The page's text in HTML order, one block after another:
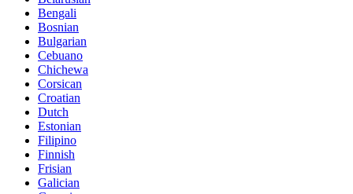
Bengali
Bosnian
Bulgarian
Cebuano
Chichewa
Corsican
Croatian
Dutch
Estonian
Filipino
Finnish
Frisian
Galician